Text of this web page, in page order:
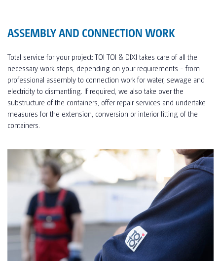
ASSEMBLY AND CONNECTION WORK
Total service for your project: TOI TOI & DIXI takes care of all the
necessary work steps, depending on your requirements - from
professional assembly to connection work for water, sewage and
electricity to dismantling. If required, we also take over the
substructure of the containers, offer repair services and undertake
measures for the extension, conversion or interior fitting of the
containers.